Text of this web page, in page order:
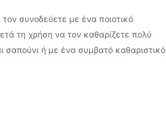
τον συνοδεύετε με ένα ποιοτικό
τη χρήση να τον καθαρίζετε πολύ
σαπούνι ή με ένα συμβατό καθαριστικό